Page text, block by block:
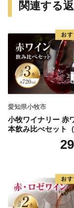
兼ねて返礼品を
【ご注意】
・返礼品の送付
いただきます。
・寄附につきま
おりません。
す。
・返礼品の写真
かった場合、
※お受け取りで
お申込み時に「
関連する
愛知県小牧市
小牧ワイナリー 赤
本飲み比べセット
どう100％使用）